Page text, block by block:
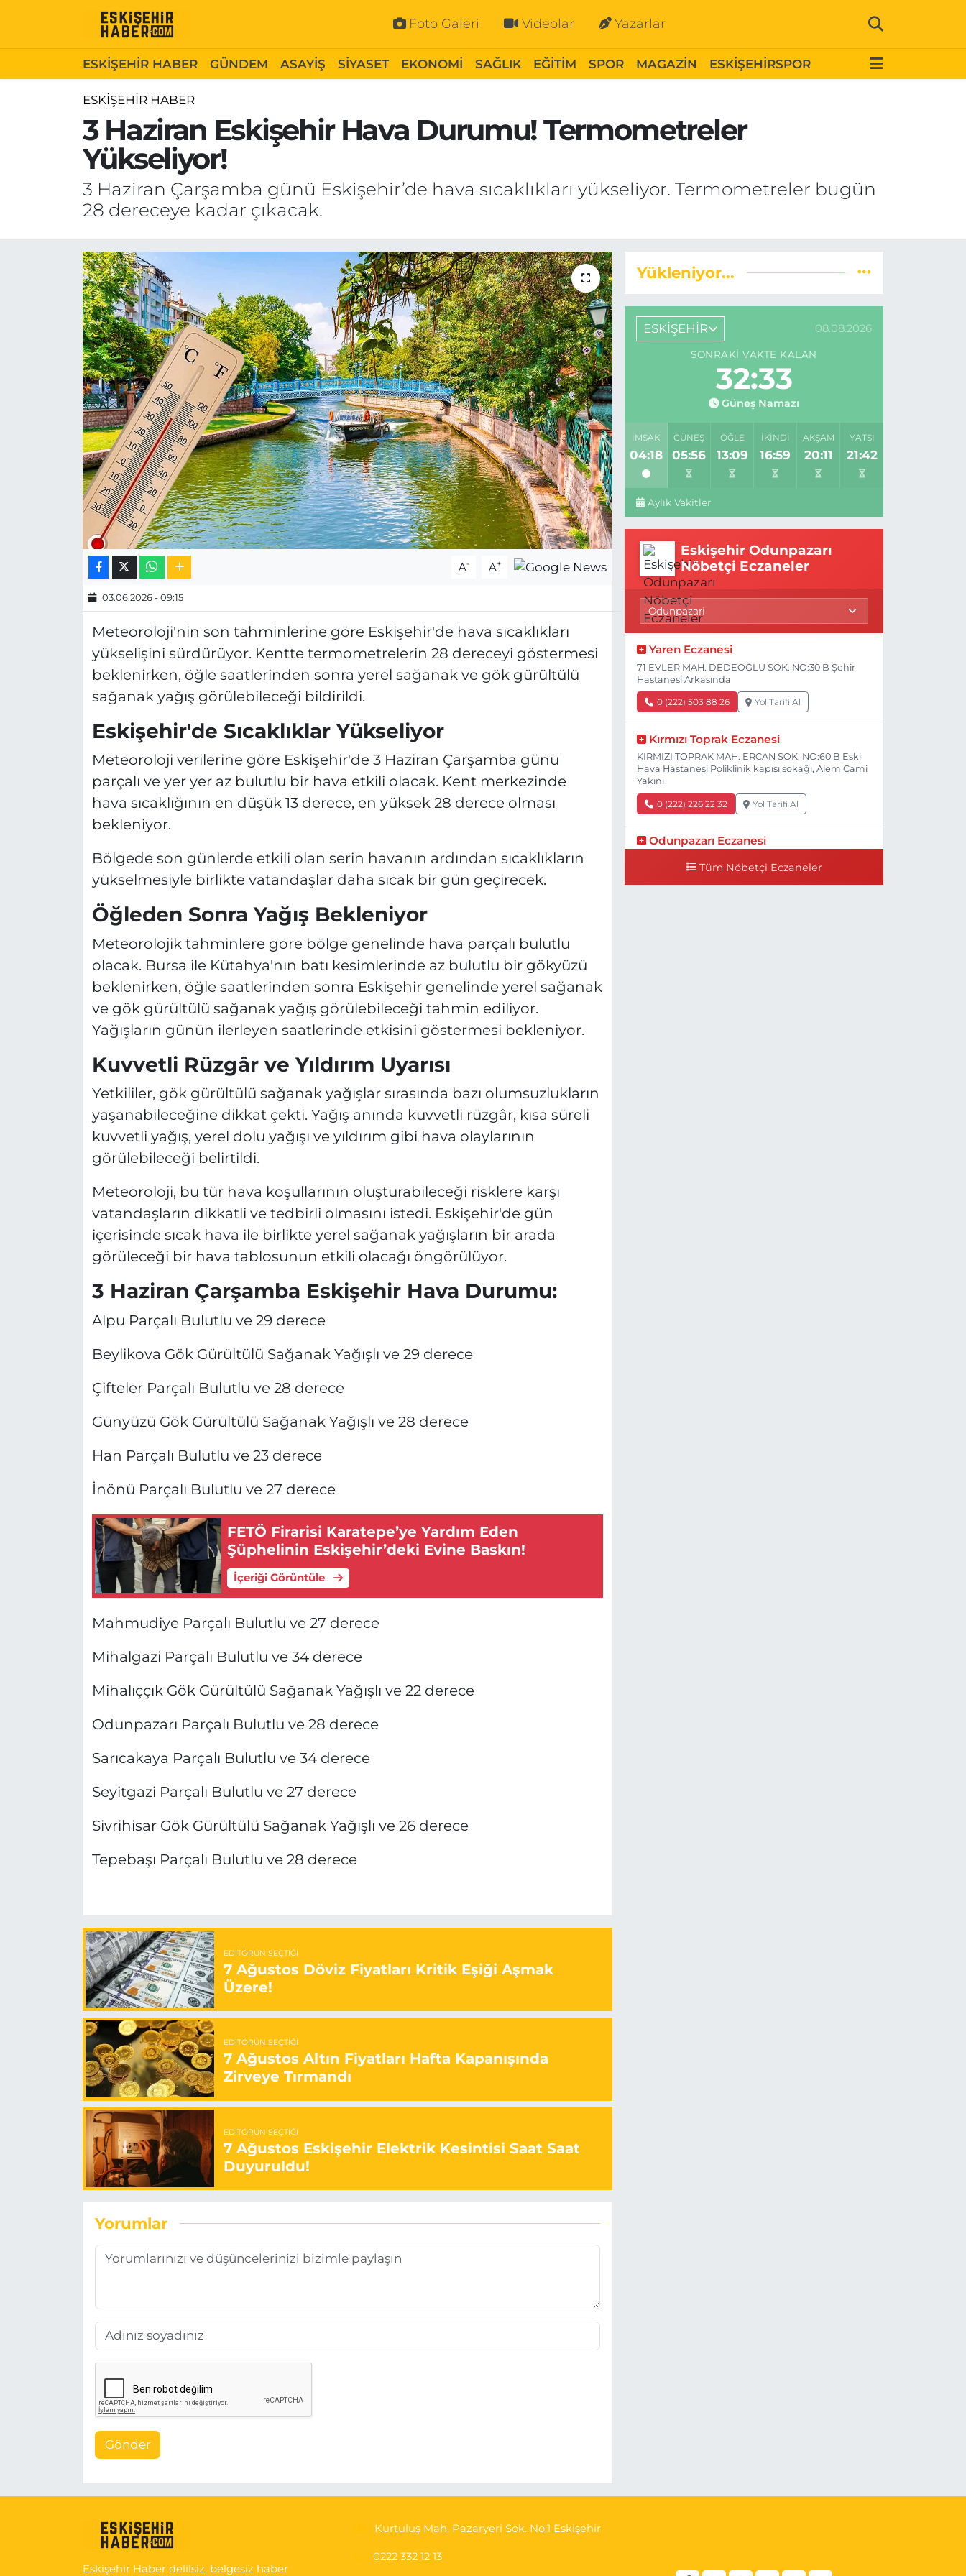
Foto Galeri Videolar Yazarlar
ESKİŞEHİR HABER GÜNDEM ASAYİŞ SİYASET EKONOMİ SAĞLIK EĞİTİM SPOR MAGAZİN ESKİŞEHİRSPOR
ESKİŞEHİR HABER
3 Haziran Eskişehir Hava Durumu! Termometreler
Yükseliyor!
3 Haziran Çarşamba günü Eskişehir’de hava sıcaklıkları yükseliyor. Termometreler bugün
28 dereceye kadar çıkacak.
A- A+
03.06.2026 - 09:15
Meteoroloji'nin son tahminlerine göre Eskişehir'de hava sıcaklıkları
yükselişini sürdürüyor. Kentte termometrelerin 28 dereceyi göstermesi
beklenirken, öğle saatlerinden sonra yerel sağanak ve gök gürültülü
sağanak yağış görülebileceği bildirildi.
Eskişehir'de Sıcaklıklar Yükseliyor
Meteoroloji verilerine göre Eskişehir'de 3 Haziran Çarşamba günü
parçalı ve yer yer az bulutlu bir hava etkili olacak. Kent merkezinde
hava sıcaklığının en düşük 13 derece, en yüksek 28 derece olması
bekleniyor.
Bölgede son günlerde etkili olan serin havanın ardından sıcaklıkların
yükselmesiyle birlikte vatandaşlar daha sıcak bir gün geçirecek.
Öğleden Sonra Yağış Bekleniyor
Meteorolojik tahminlere göre bölge genelinde hava parçalı bulutlu
olacak. Bursa ile Kütahya'nın batı kesimlerinde az bulutlu bir gökyüzü
beklenirken, öğle saatlerinden sonra Eskişehir genelinde yerel sağanak
ve gök gürültülü sağanak yağış görülebileceği tahmin ediliyor.
Yağışların günün ilerleyen saatlerinde etkisini göstermesi bekleniyor.
Kuvvetli Rüzgâr ve Yıldırım Uyarısı
Yetkililer, gök gürültülü sağanak yağışlar sırasında bazı olumsuzlukların
yaşanabileceğine dikkat çekti. Yağış anında kuvvetli rüzgâr, kısa süreli
kuvvetli yağış, yerel dolu yağışı ve yıldırım gibi hava olaylarının
görülebileceği belirtildi.
Meteoroloji, bu tür hava koşullarının oluşturabileceği risklere karşı
vatandaşların dikkatli ve tedbirli olmasını istedi. Eskişehir'de gün
içerisinde sıcak hava ile birlikte yerel sağanak yağışların bir arada
görüleceği bir hava tablosunun etkili olacağı öngörülüyor.
3 Haziran Çarşamba Eskişehir Hava Durumu:
Alpu Parçalı Bulutlu ve 29 derece
Beylikova Gök Gürültülü Sağanak Yağışlı ve 29 derece
Çifteler Parçalı Bulutlu ve 28 derece
Günyüzü Gök Gürültülü Sağanak Yağışlı ve 28 derece
Han Parçalı Bulutlu ve 23 derece
İnönü Parçalı Bulutlu ve 27 derece
FETÖ Firarisi Karatepe’ye Yardım Eden
Şüphelinin Eskişehir’deki Evine Baskın!
İçeriği Görüntüle
Mahmudiye Parçalı Bulutlu ve 27 derece
Mihalgazi Parçalı Bulutlu ve 34 derece
Mihalıççık Gök Gürültülü Sağanak Yağışlı ve 22 derece
Odunpazarı Parçalı Bulutlu ve 28 derece
Sarıcakaya Parçalı Bulutlu ve 34 derece
Seyitgazi Parçalı Bulutlu ve 27 derece
Sivrihisar Gök Gürültülü Sağanak Yağışlı ve 26 derece
Tepebaşı Parçalı Bulutlu ve 28 derece
EDITÖRÜN SEÇTIĞI
7 Ağustos Döviz Fiyatları Kritik Eşiği Aşmak
Üzere!
EDITÖRÜN SEÇTIĞI
7 Ağustos Altın Fiyatları Hafta Kapanışında
Zirveye Tırmandı
EDITÖRÜN SEÇTIĞI
7 Ağustos Eskişehir Elektrik Kesintisi Saat Saat
Duyuruldu!
Yorumlar
Gönder
Yükleniyor...
ESKİŞEHİR 08.08.2026
SONRAKI VAKTE KALAN
32:33
Güneş Namazı
İMSAK
04:18
GÜNEŞ
05:56
ÖĞLE
13:09
İKINDI
16:59
AKŞAM
20:11
YATSI
21:42
Aylık Vakitler
Eskişehir Odunpazarı
Nöbetçi Eczaneler
Yaren Eczanesi
71 EVLER MAH. DEDEOĞLU SOK. NO:30 B Şehir
Hastanesi Arkasında
0 (222) 503 88 26 Yol Tarifi Al
Kırmızı Toprak Eczanesi
KIRMIZI TOPRAK MAH. ERCAN SOK. NO:60 B Eski
Hava Hastanesi Poliklinik kapısı sokağı, Alem Cami
Yakını
0 (222) 226 22 32 Yol Tarifi Al
Odunpazarı Eczanesi
NO:21 E TIP FAKÜLTESİ KARŞISI
Tüm Nöbetçi Eczaneler
Eskişehir Haber delilsiz, belgesiz haber
Kurtuluş Mah. Pazaryeri Sok. No:1 Eskişehir
0222 332 12 13
ESKİŞEHİR HABER
ASAYİŞ
SİYASET
EKONOMİ
EĞİTİM
MAGAZİN
ESKİŞEHİRSPOR
Gizlilik Politikası
Hakkımızda
İletişim
Odunpazarı Hava Durumu
Odunpazarı Trafik Yoğunluk Haritası
Süper Lig Puan Durumu ve Fikstür
Tüm Manşetler
Son Dakika Haberleri